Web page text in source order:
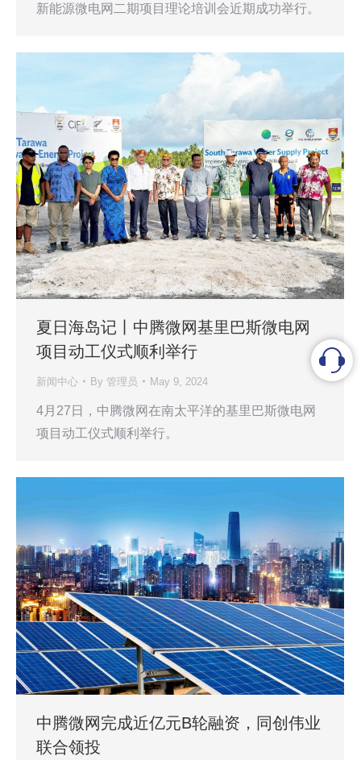
新能源微电网二期项目理论培训会近期成功举行。
夏日海岛记丨中腾微网基里巴斯微电网
项目动工仪式顺利举行
新闻中心 By 管理员 May 9, 2024
4月27日，中腾微网在南太平洋的基里巴斯微电网
项目动工仪式顺利举行。
中腾微网完成近亿元B轮融资，同创伟业
联合领投